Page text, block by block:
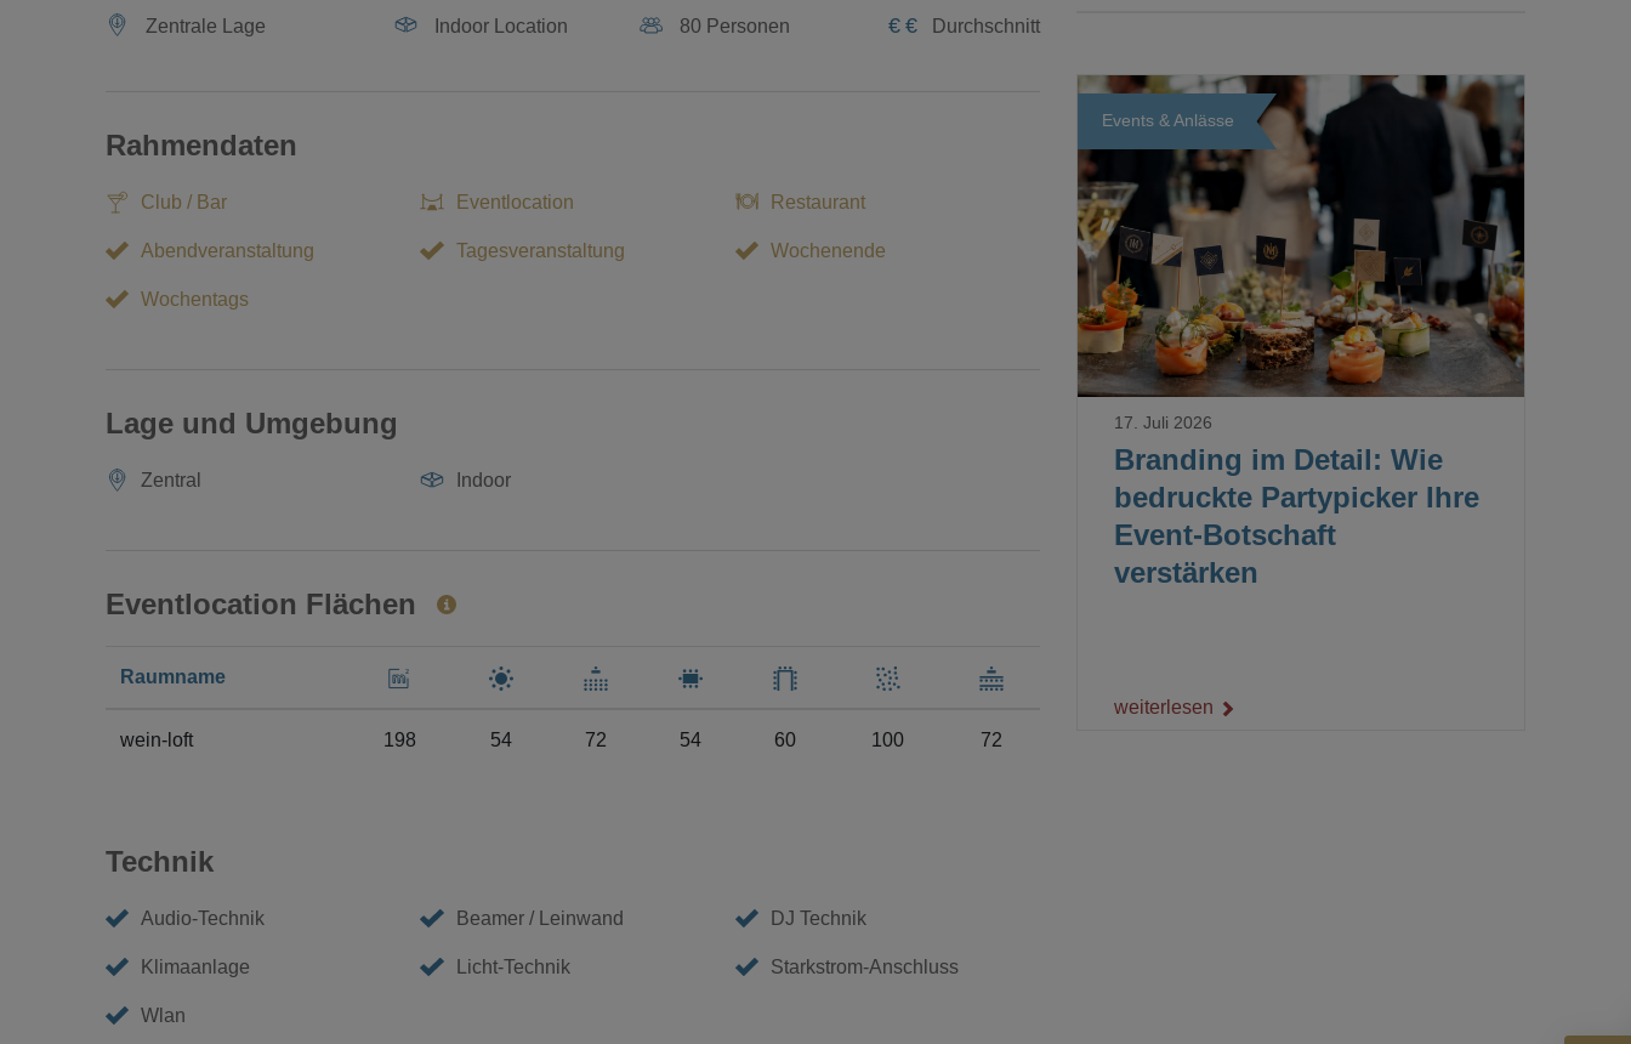
Zentrale Lage Indoor Location 80 Personen € € Durchschnitt
Rahmendaten
Club / Bar Eventlocation Restaurant
Abendveranstaltung Tagesveranstaltung Wochenende
Wochentags
Lage und Umgebung
Zentral Indoor
Eventlocation Flächen
Raumname
wein-loft 198 54 72 54 60 100 72
Technik
Audio-Technik Beamer / Leinwand DJ Technik
Klimaanlage Licht-Technik Starkstrom-Anschluss
Wlan
Events & Anlässe
Loading...
Branding im Detail: Wie
bedruckte Partypicker Ihre
Event-Botschaft
verstärken
17. Juli 2026
weiterlesen